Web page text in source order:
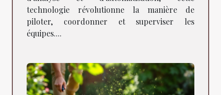
technologie révolutionne la manière de
piloter, coordonner et superviser les
équipes....